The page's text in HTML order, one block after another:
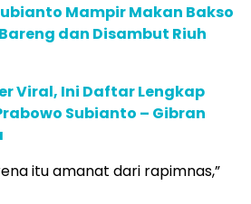
Mampir Makan Bakso
dan Disambut Riuh
Viral, Ini Daftar Lengkap
Subianto – Gibran
itu amanat dari rapimnas,”